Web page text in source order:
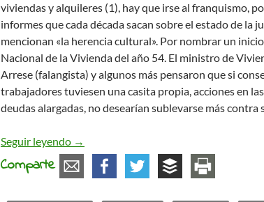
viviendas y alquileres (1), hay que irse al franquismo,
informes que cada década sacan sobre el estado de la
mencionan «la herencia cultural». Por nombrar un
Nacional de la Vivienda del año 54. El ministro de
Arrese (falangista) y algunos más pensaron que si
trabajadores tuviesen una casita propia, acciones en
deudas alargadas, no desearían sublevarse más contra
Seguir leyendo Los fondos de inversión y la revolución
→
Comparte